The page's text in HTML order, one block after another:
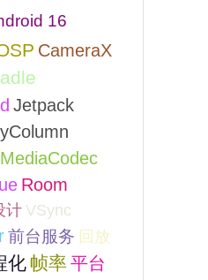
16
CameraX
Jetpack
MediaCodec
Room
计 VSync
前台服务 回放
化帧率平台